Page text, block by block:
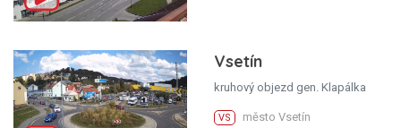
Vsetín
kruhový objezd gen. Klapálka
VS město Vsetín